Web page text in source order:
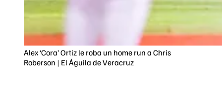
Alex ‘Cora’ Ortiz le roba un home run a Chris
Roberson | El Águila de Veracruz